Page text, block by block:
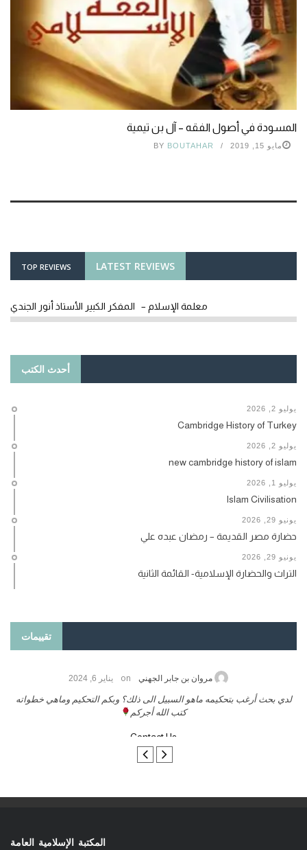
المسودة في أصول الفقه – آل بن تيمية
مايو 15, 2019 BY BOUTAHAR
LATEST REVIEWS
TOP REVIEWS
معلمة الإسلام – المفكر الكبير الأستاذ أنور الجندي
أحدث الكتب
يوليو 2, 2026
Cambridge History of Turkey
يوليو 2, 2026
new cambridge history of islam
يوليو 1, 2026
Islam Civilisation
يونيو 29, 2026
حضارة مصر القديمة – رمضان عبده علي
يونيو 29, 2026
التراث والحضارة الإسلامية- القائمة الثانية
تقييمات
حامد الزريقي on يناير 25, 2026
السلام عليكم ورحمة الله وبركاتة أرغب بنشر كتابي معكم
المكتبة الإسلامية العامة